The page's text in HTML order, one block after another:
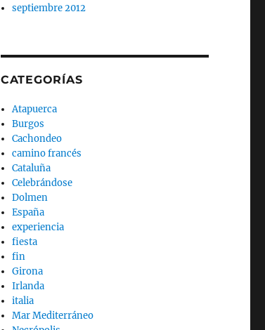
septiembre 2012
CATEGORÍAS
Atapuerca
Burgos
Cachondeo
camino francés
Cataluña
Celebrándose
Dolmen
España
experiencia
fiesta
fin
Girona
Irlanda
italia
Mar Mediterráneo